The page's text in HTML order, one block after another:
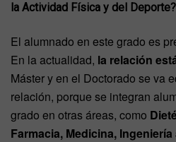
la Actividad Física y del Deporte?
El alumnado en este grado es
En la actualidad, la relación
Máster y en el Doctorado se va
relación, porque se integran
grado en otras áreas, como
Farmacia, Medicina,